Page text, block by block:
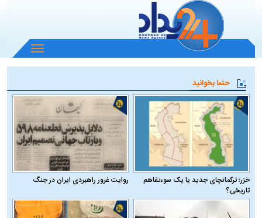
باز
و
منو
حتما بخوانید
خزر؛ ترکمانچای جدید یا یک سوءتفاهم
تاریخی؟
روایت غرور راهبردی ایران در جنگ